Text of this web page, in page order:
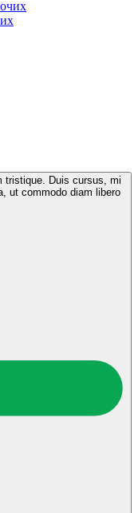
tristique. Duis cursus, mi
ut commodo diam libero